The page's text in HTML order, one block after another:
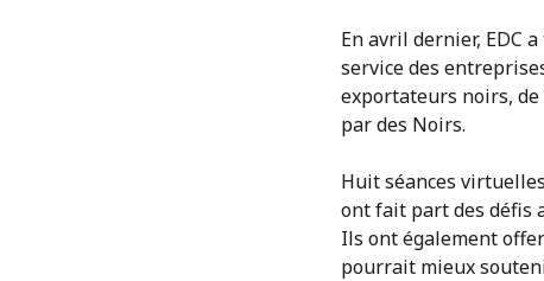
En avril dernier, EDC
service des
exportateurs noirs,
par des Noirs.
Huit séances
ont fait part des défis
Ils ont également
pourrait mieux